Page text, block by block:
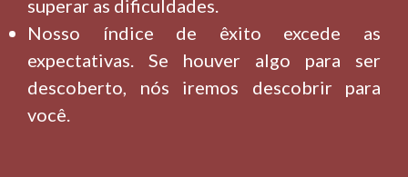
superar as dificuldades.
Nosso índice de êxito excede as
expectativas. Se houver algo para ser
descoberto, nós iremos descobrir para
você.